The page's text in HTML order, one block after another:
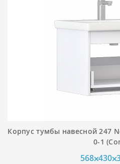
Корпус тумбы навесной 247
0-1